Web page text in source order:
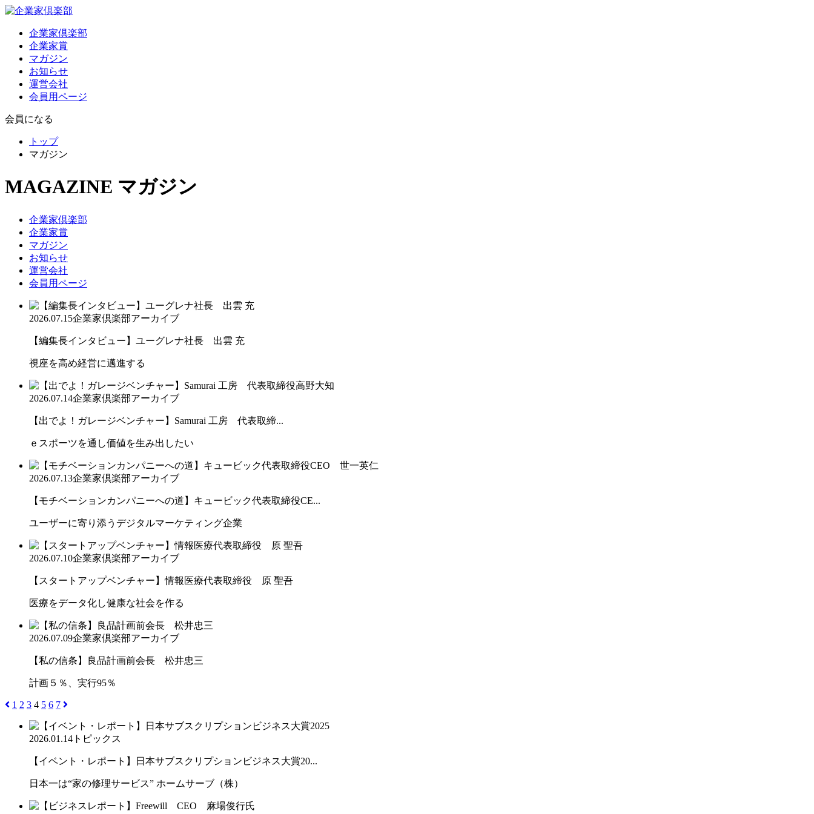
企業家倶楽部
企業家賞
マガジン
お知らせ
運営会社
会員用ページ
会員になる
トップ
マガジン
MAGAZINE マガジン
企業家倶楽部
企業家賞
マガジン
お知らせ
運営会社
会員用ページ
2026.07.15企業家倶楽部アーカイブ
【編集長インタビュー】ユーグレナ社長 出雲 充
視座を高め経営に邁進する
2026.07.14企業家倶楽部アーカイブ
【出でよ！ガレージベンチャー】Samurai 工房 代表取締...
ｅスポーツを通し価値を生み出したい
2026.07.13企業家倶楽部アーカイブ
【モチベーションカンパニーへの道】キュービック代表取締役CE...
ユーザーに寄り添うデジタルマーケティング企業
2026.07.10企業家倶楽部アーカイブ
【スタートアップベンチャー】情報医療代表取締役 原 聖吾
医療をデータ化し健康な社会を作る
2026.07.09企業家倶楽部アーカイブ
【私の信条】良品計画前会長 松井忠三
計画５％、実行95％
1 2 3 4 5 6 7
2026.01.14 トピックス
【イベント・レポート】日本サブスクリプションビジネス大賞20...
日本一は“家の修理サービス” ホームサーブ（株）